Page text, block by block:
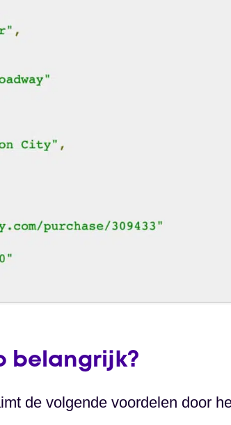
belangrijk?
de volgende voordelen door